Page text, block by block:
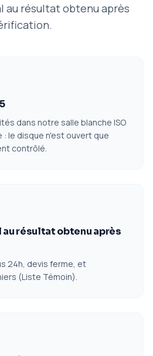
au résultat obtenu après
dans notre salle blanche ISO
le disque n'est ouvert que
contrôlé.
résultat obtenu après
24h, devis ferme, et
(Liste Témoin).